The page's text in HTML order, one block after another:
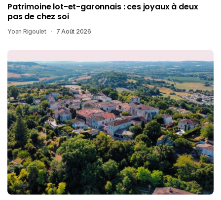
Patrimoine lot-et-garonnais : ces joyaux à deux
pas de chez soi
Yoan Rigoulet 7 Août 2026